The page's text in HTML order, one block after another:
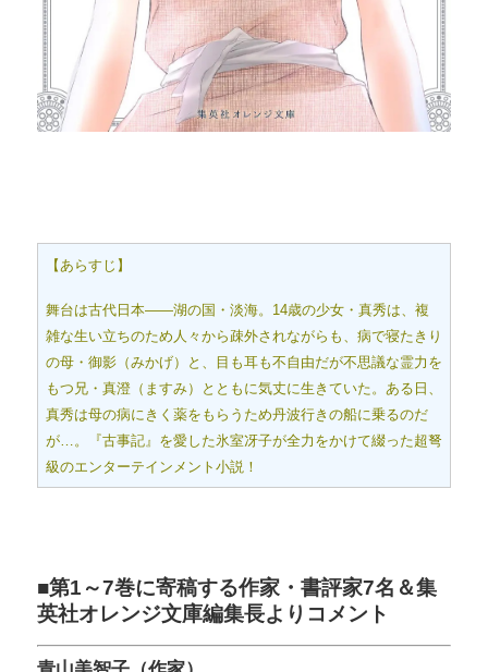
【あらすじ】
舞台は古代日本――湖の国・淡海。14歳の少女・真秀は、複
雑な生い立ちのため人々から疎外されながらも、病で寝たきり
の母・御影（みかげ）と、目も耳も不自由だが不思議な霊力を
もつ兄・真澄（ますみ）とともに気丈に生きていた。ある日、
真秀は母の病にきく薬をもらうため丹波行きの船に乗るのだ
が…。『古事記』を愛した氷室冴子が全力をかけて綴った超弩
級のエンターテインメント小説！
■第1～7巻に寄稿する作家・書評家7名＆集
英社オレンジ文庫編集長よりコメント